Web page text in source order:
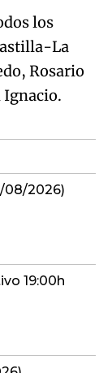
2026)
19:00h